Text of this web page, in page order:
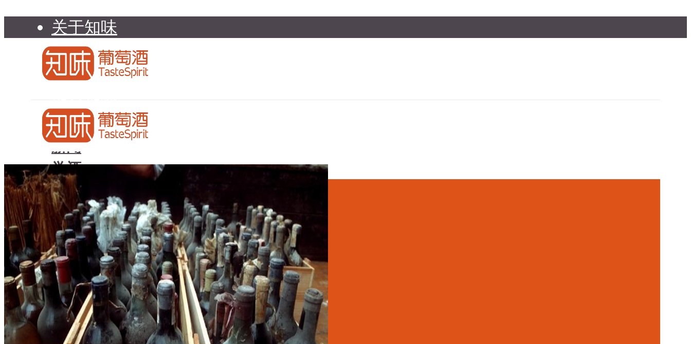
关于知味
知味介绍
知味专家顾问委员会
联系我们
知味荐酒
新闻
学酒
基础知识
品种
年份
酒具周边
投资收藏
留学教育
名庄
知味荐酒
新闻
学酒
基础知识
品种
年份
酒具周边
投资收藏